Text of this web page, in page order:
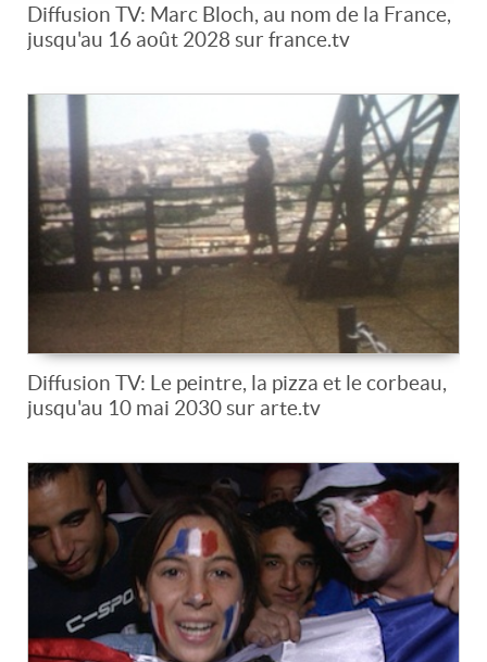
Diffusion TV: Marc Bloch, au nom de la France,
jusqu'au 16 août 2028 sur france.tv
Diffusion TV: Le peintre, la pizza et le corbeau,
jusqu'au 10 mai 2030 sur arte.tv